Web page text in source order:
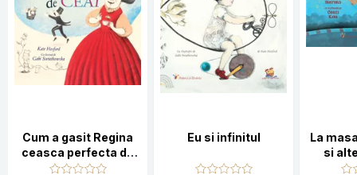
Cum a gasit Regina
ceasca perfecta de
ceai
Eu si infinitul
La
si